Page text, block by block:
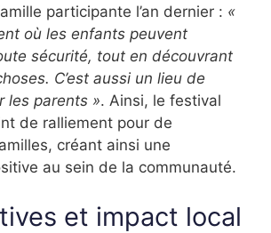
participante l’an dernier : «
où les enfants peuvent
sécurité, tout en découvrant
C’est aussi un lieu de
les parents ». Ainsi, le festival
de ralliement pour de
créant ainsi une
au sein de la communauté.
et impact local